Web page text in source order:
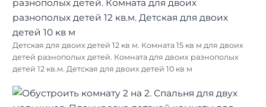
Детская для двоих детей 12 кв м. Комната 15 кв м для двоих
детей разнополых детей. Комната для двоих разнополых
детей 12 кв.м. Детская для двоих детей 10 кв м